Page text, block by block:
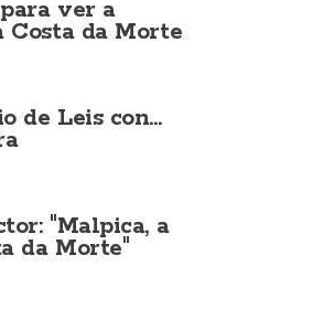
ver a
da Morte
de Leis con...
"Malpica, a
da Morte"